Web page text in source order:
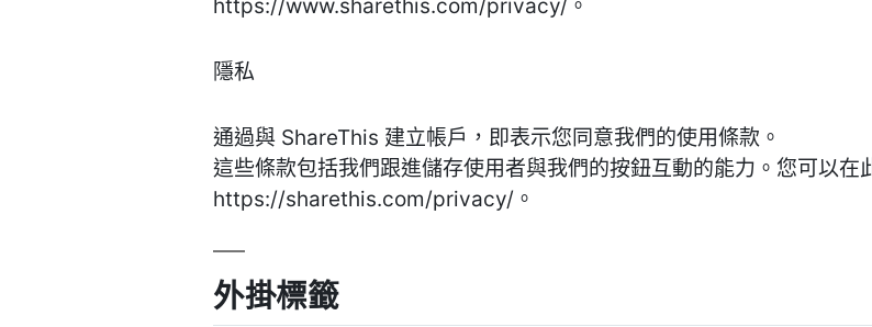
https://www.sharethis.com/privacy/。
隱私
通過與 ShareThis 建立帳戶，即表示您同意我們的使用條款。
這些條款包括我們跟進儲存使用者與我們的按鈕互動的能力。您可以在
https://sharethis.com/privacy/。
外掛標籤